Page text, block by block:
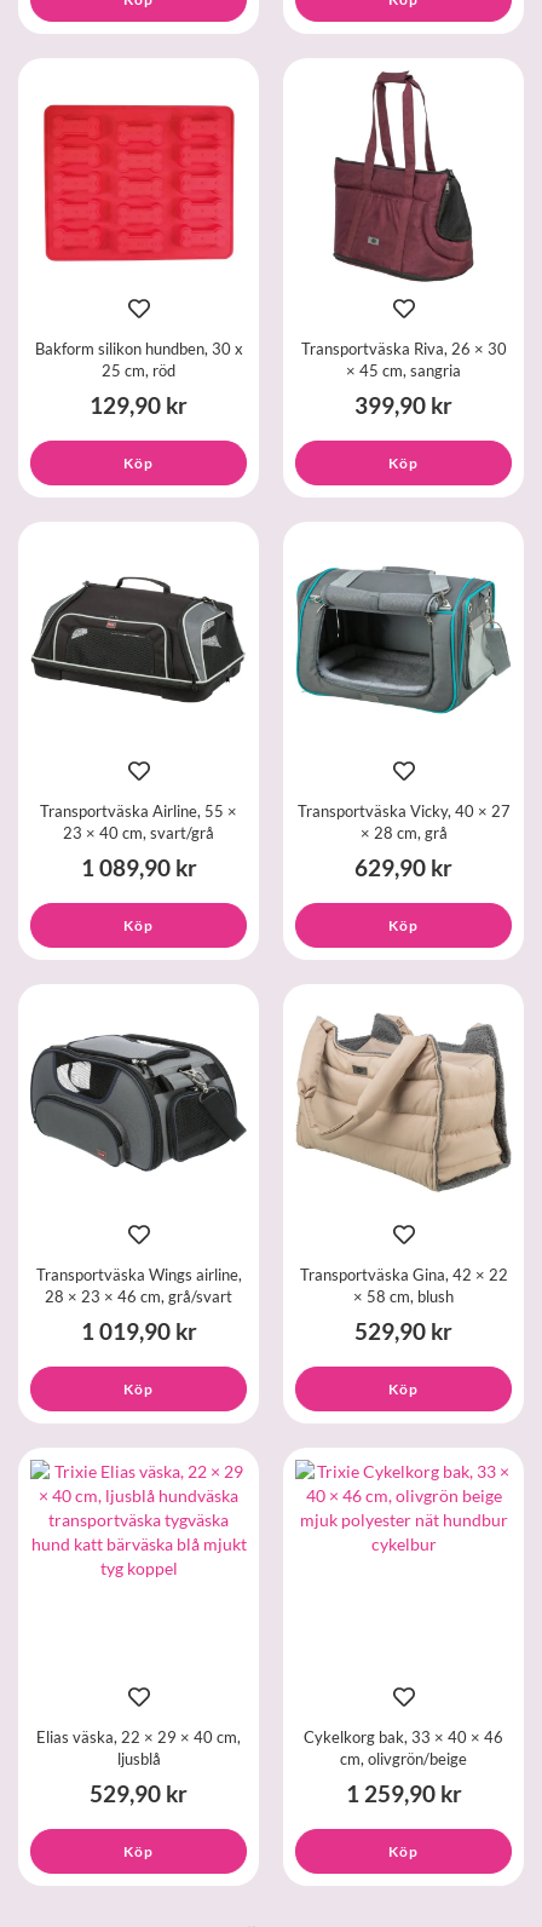
Bakform silikon hundben, 30 x
25 cm, röd
129,90 kr
Köp
Transportväska Riva, 26 × 30
× 45 cm, sangria
399,90 kr
Köp
Transportväska Airline, 55 ×
23 × 40 cm, svart/grå
1 089,90 kr
Köp
Transportväska Vicky, 40 × 27
× 28 cm, grå
629,90 kr
Köp
Transportväska Wings airline,
28 × 23 × 46 cm, grå/svart
1 019,90 kr
Köp
Transportväska Gina, 42 × 22
× 58 cm, blush
529,90 kr
Köp
Elias väska, 22 × 29 × 40 cm,
ljusblå
529,90 kr
Köp
Cykelkorg bak, 33 × 40 × 46
cm, olivgrön/beige
1 259,90 kr
Köp